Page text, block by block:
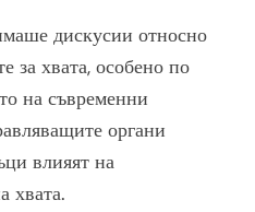
дискусии относно
за хвата, особено по
на съвременни
органи
влияят на
хвата.